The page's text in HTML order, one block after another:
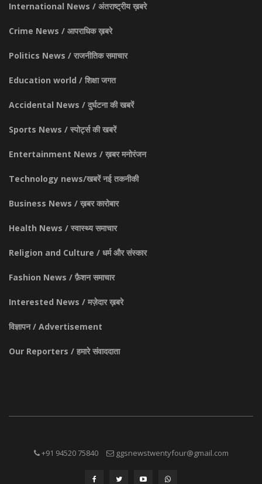
International News / अंतराष्ट्रीय ख़बरे
Crime News / आपराधिक ख़बरे
Politics News / राजनीतिक समाचार
Education world / शिक्षा जगत
Accidental News / दुर्घटना की खबरें
Sports News / स्पोर्ट्स की खबरें
Entertainment News / ख़बर मनोरंजन
Technology news/खबरें नई तकनीकी
Business News / ख़बर कारोबार
Health News / स्वास्थ्य समाचार
Religion and Culture / धर्म और संस्कार
Fashion News / फ़ैशन समाचार
Interested News / मज़ेदार ख़बरे
विज्ञापन / Advertisement
Our Reporters / हमारे संवाददाता
+91 94520 75840 ggsnewstwentyfour@gmail.com